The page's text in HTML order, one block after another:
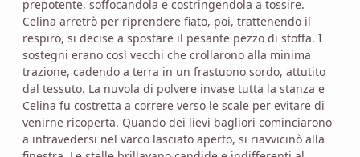
prepotente, soffocandola e costringendola a tossire.
Celina arretrò per riprendere fiato, poi, trattenendo il
respiro, si decise a spostare il pesante pezzo di stoffa. I
sostegni erano così vecchi che crollarono alla minima
trazione, cadendo a terra in un frastuono sordo, attutito
dal tessuto. La nuvola di polvere invase tutta la stanza e
Celina fu costretta a correre verso le scale per evitare di
venirne ricoperta. Quando dei lievi bagliori cominciarono
a intravedersi nel varco lasciato aperto, si riavvicinò alla